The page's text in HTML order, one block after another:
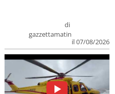
di
gazzettamatin
il 07/08/2026